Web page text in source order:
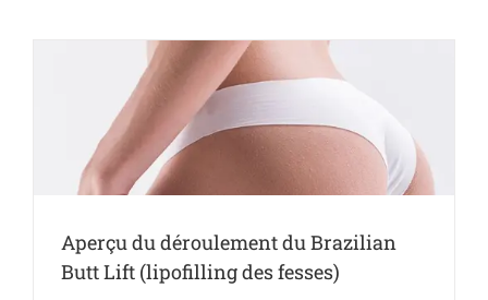
Aperçu du déroulement du Brazilian
Butt Lift (lipofilling des fesses)